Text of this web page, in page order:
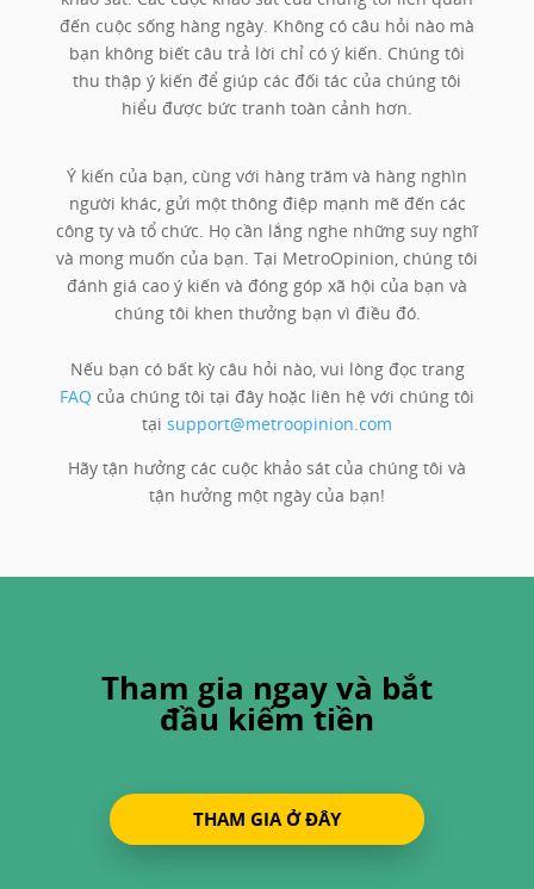
đến cuộc sống hàng ngày. Không có câu hỏi nào mà
bạn không biết câu trả lời chỉ có ý kiến. Chúng tôi
thu thập ý kiến để giúp các đối tác của chúng tôi
hiểu được bức tranh toàn cảnh hơn.
Ý kiến của bạn, cùng với hàng trăm và hàng nghìn
người khác, gửi một thông điệp mạnh mẽ đến các
công ty và tổ chức. Họ cần lắng nghe những suy nghĩ
và mong muốn của bạn. Tại MetroOpinion, chúng tôi
đánh giá cao ý kiến và đóng góp xã hội của bạn và
chúng tôi khen thưởng bạn vì điều đó.
Nếu bạn có bất kỳ câu hỏi nào, vui lòng đọc trang
FAQ của chúng tôi tại đây hoặc liên hệ với chúng tôi
tại support@metroopinion.com
Hãy tận hưởng các cuộc khảo sát của chúng tôi và
tận hưởng một ngày của bạn!
Tham gia ngay và bắt
đầu kiếm tiền
THAM GIA Ở ĐÂY